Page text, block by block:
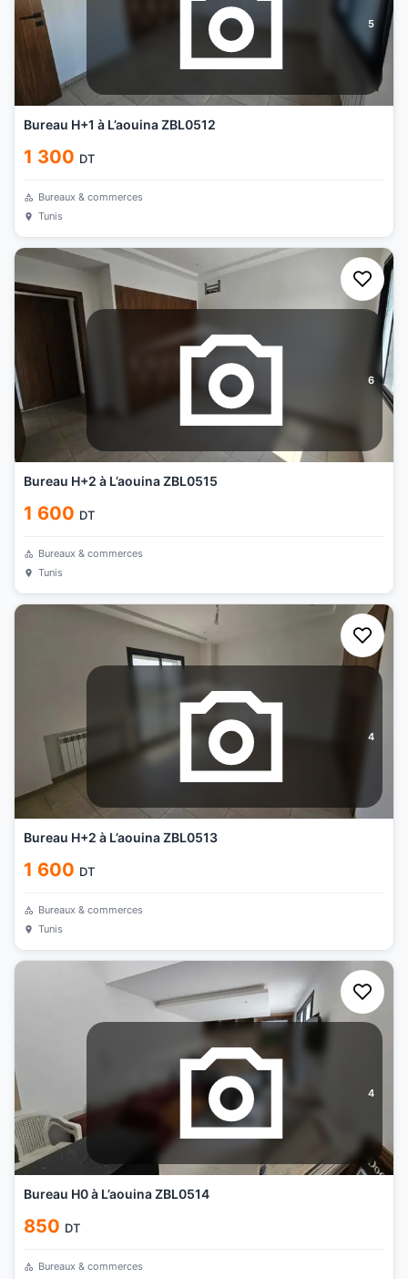
5
Bureau H+1 à L’aouina ZBL0512
1 300 DT
Bureaux & commerces
Tunis
6
Bureau H+2 à L’aouina ZBL0515
1 600 DT
Bureaux & commerces
Tunis
4
Bureau H+2 à L’aouina ZBL0513
1 600 DT
Bureaux & commerces
Tunis
4
Bureau H0 à L’aouina ZBL0514
850 DT
Bureaux & commerces